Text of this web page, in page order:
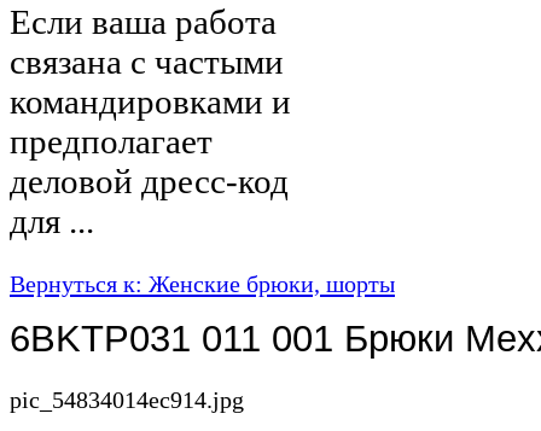
Если ваша работа
связана с частыми
командировками и
предполагает
деловой дресс-код
для ...
Вернуться к: Женские брюки, шорты
6BKTP031 011 001 Брюки
pic_54834014ec914.jpg